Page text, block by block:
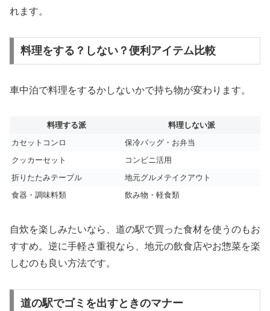
れます。
料理をする？しない？便利アイテム比較
車中泊で料理をするかしないかで持ち物が変わります。
料理する派
料理しない派
カセットコンロ
保冷バッグ・お弁当
クッカーセット
コンビニ活用
折りたたみテーブル
地元グルメテイクアウト
食器・調味料類
飲み物・軽食類
自炊を楽しみたいなら、道の駅で買った食材を使うのもお
すすめ。逆に手軽さ重視なら、地元の飲食店やお惣菜を楽
しむのも良い方法です。
道の駅でゴミを出すときのマナー